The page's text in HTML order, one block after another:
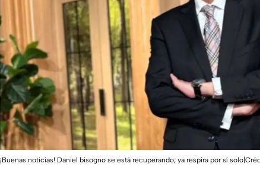
¡Buenas noticias! Daniel bisogno se está recuperando; ya respira por sí